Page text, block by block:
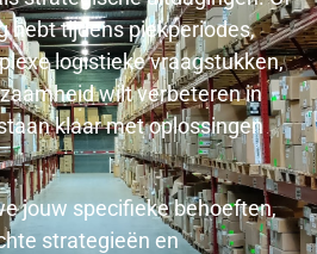
hebt tijdens piekperiodes,
logistieke vraagstukken,
wilt verbeteren in
klaar met oplossingen
jouw specifieke behoeften,
strategieën en